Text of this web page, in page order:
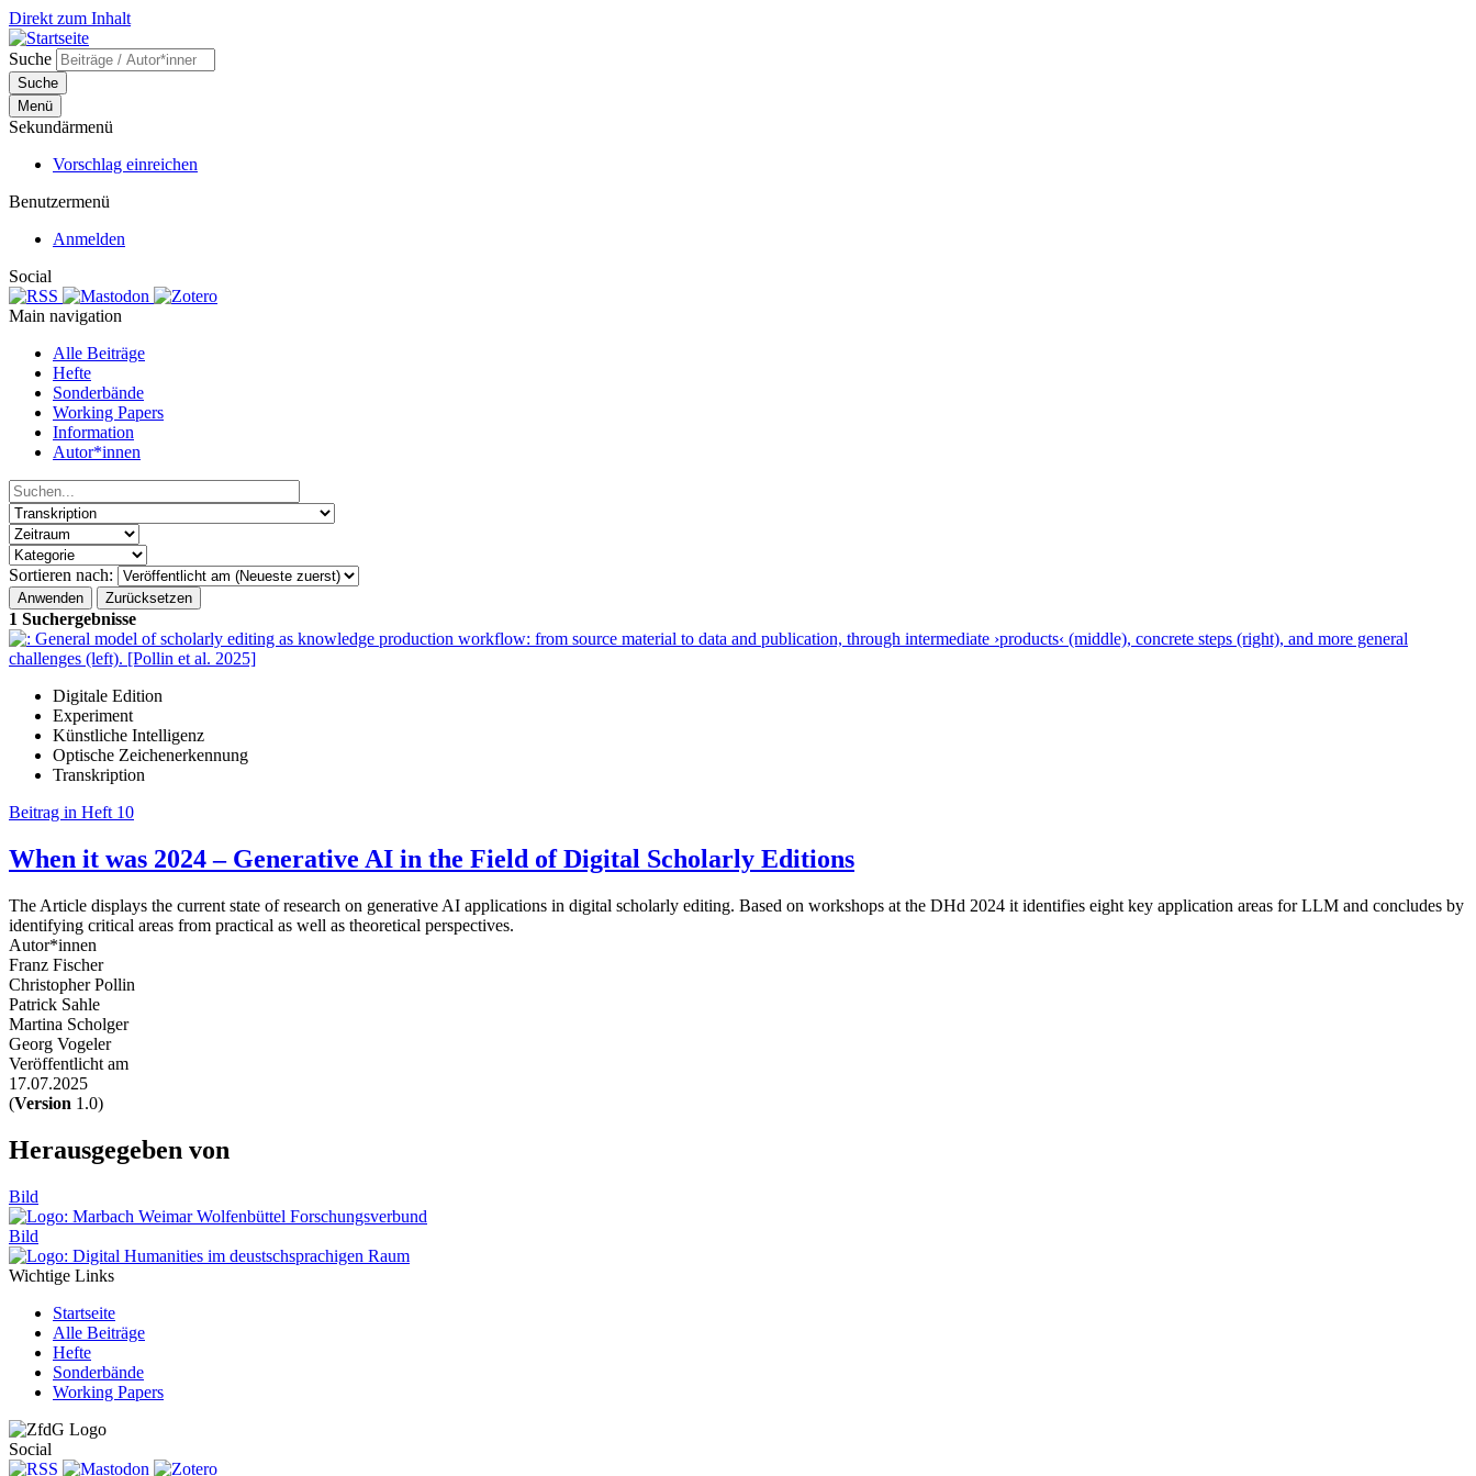
Direkt zum Inhalt
Suche
Suche
Menü
Sekundärmenü
Vorschlag einreichen
Benutzermenü
Anmelden
Social
Main navigation
Alle Beiträge
Hefte
Sonderbände
Working Papers
Information
Autor*innen
Sortieren nach:
1 Suchergebnisse
Digitale Edition
Experiment
Künstliche Intelligenz
Optische Zeichenerkennung
Transkription
Beitrag in Heft 10
When it was 2024 – Generative AI in the Field of Digital Scholarly Editions
The Article displays the current state of research on generative AI applications in digital scholarly editing. Based on workshops at the DHd 2024 it identifies eight key application areas for LLM and concludes by
identifying critical areas from practical as well as theoretical perspectives.
Autor*innen
Franz Fischer
Christopher Pollin
Patrick Sahle
Martina Scholger
Georg Vogeler
Veröffentlicht am
17.07.2025
(Version 1.0)
Herausgegeben von
Bild
Bild
Wichtige Links
Startseite
Alle Beiträge
Hefte
Sonderbände
Working Papers
Social